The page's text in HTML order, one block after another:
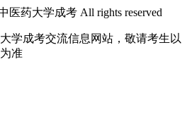
医药大学成考 All rights reserved
学成考交流信息网站，敬请考生以
准